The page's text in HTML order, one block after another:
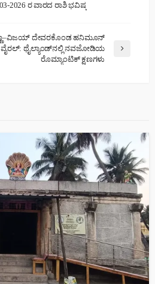
2026 ರ ವಾರದ ರಾಶಿ ಭವಿಷ್ಯ
ದೇವರಕೊಂಡ ಹನಿಮೂನ್
ಥೈಲ್ಯಾಂಡ್‌ನಲ್ಲಿ ನವಜೋಡಿಯ
ರೊಮ್ಯಾಂಟಿಕ್ ಕ್ಷಣಗಳು